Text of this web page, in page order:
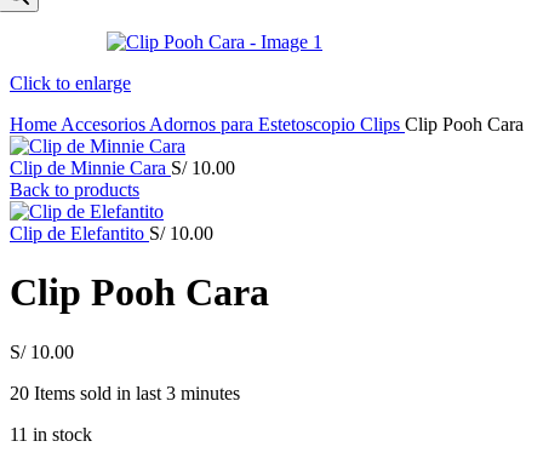
Click to enlarge
Home Accesorios Adornos para Estetoscopio Clips Clip Pooh Cara
Clip de Minnie Cara S/10.00
Back to products
Clip de Elefantito S/10.00
Clip Pooh Cara
S/10.00
20 Items sold in last 3 minutes
11 in stock